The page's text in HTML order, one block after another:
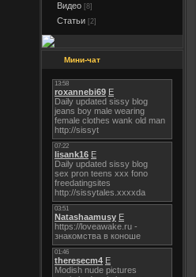
Видео [8]
Статьи [2]
Мини-чат